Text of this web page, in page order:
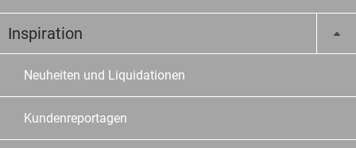
Inspiration
Neuheiten und Liquidationen
Kundenreportagen